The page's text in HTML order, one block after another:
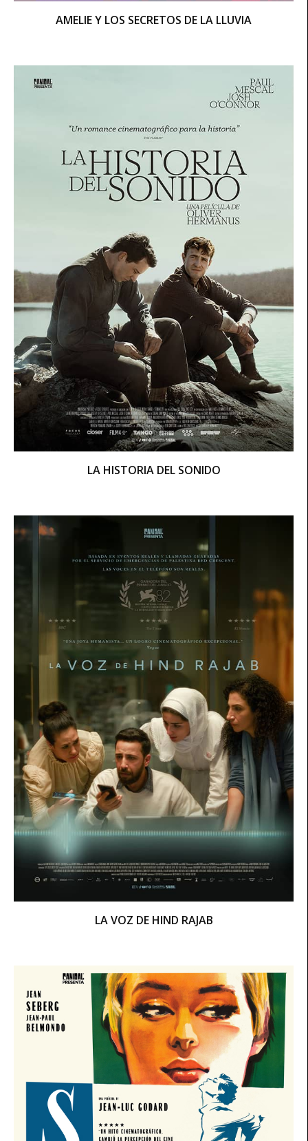
AMELIE Y LOS SECRETOS DE LA LLUVIA
LA HISTORIA DEL SONIDO
LA VOZ DE HIND RAJAB